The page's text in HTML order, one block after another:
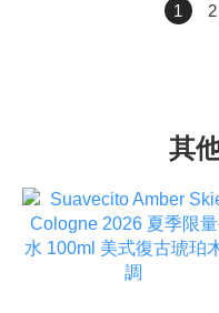
1 2
其